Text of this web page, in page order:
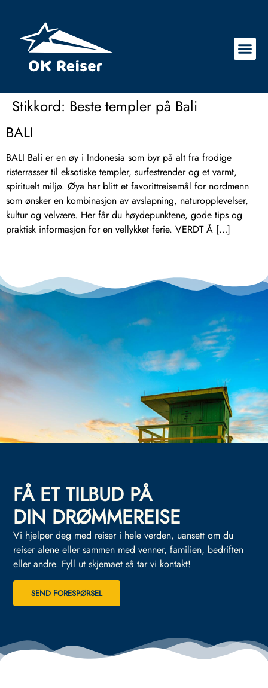
Stikkord: Beste templer på Bali
BALI
BALI Bali er en øy i Indonesia som byr på alt fra frodige
risterrasser til eksotiske templer, surfestrender og et varmt,
spirituelt miljø. Øya har blitt et favorittreisemål for nordmenn
som ønsker en kombinasjon av avslapning, naturopplevelser,
kultur og velvære. Her får du høydepunktene, gode tips og
praktisk informasjon for en vellykket ferie. VERDT Å […]
FÅ ET TILBUD PÅ
DIN DRØMMEREISE
Vi hjelper deg med reiser i hele verden, uansett om du
reiser alene eller sammen med venner, familien, bedriften
eller andre. Fyll ut skjemaet så tar vi kontakt!
SEND FORESPØRSEL